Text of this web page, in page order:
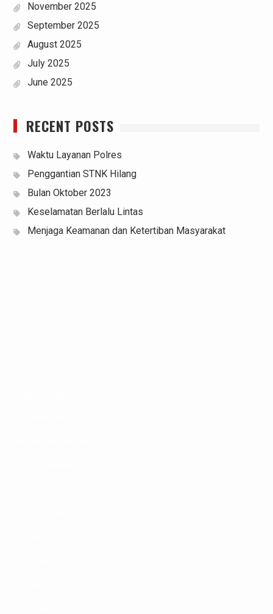
November 2025
September 2025
August 2025
July 2025
June 2025
RECENT POSTS
Waktu Layanan Polres
Penggantian STNK Hilang
Bulan Oktober 2023
Keselamatan Berlalu Lintas
Menjaga Keamanan dan Ketertiban Masyarakat